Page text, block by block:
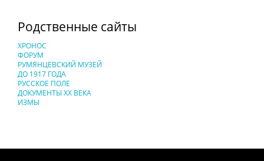
Родственные сайты
ХРОНОС
ФОРУМ
РУМЯНЦЕВСКИЙ МУЗЕЙ
ДО 1917 ГОДА
РУССКОЕ ПОЛЕ
ДОКУМЕНТЫ XX ВЕКА
ИЗМЫ